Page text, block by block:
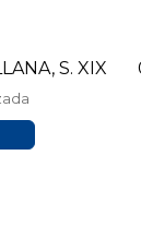
S. XIX